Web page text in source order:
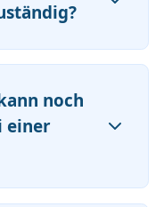
noch
einer